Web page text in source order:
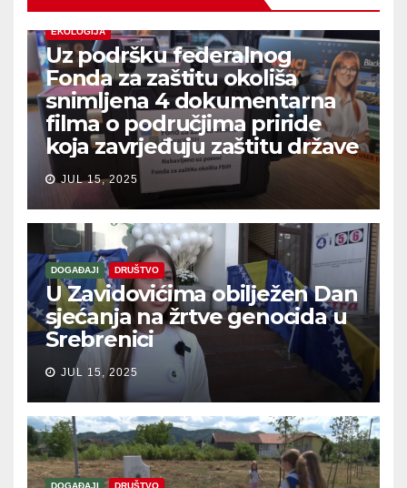
EKOLOGIJA
Uz podršku federalnog
Fonda za zaštitu okoliša
snimljena 4 dokumentarna
filma o područjima priride
koja zavrjeđuju zaštitu države
JUL 15, 2025
DOGAĐAJI DRUŠTVO
U Zavidovićima obilježen Dan
sjećanja na žrtve genocida u
Srebrenici
JUL 15, 2025
DOGAĐAJI DRUŠTVO